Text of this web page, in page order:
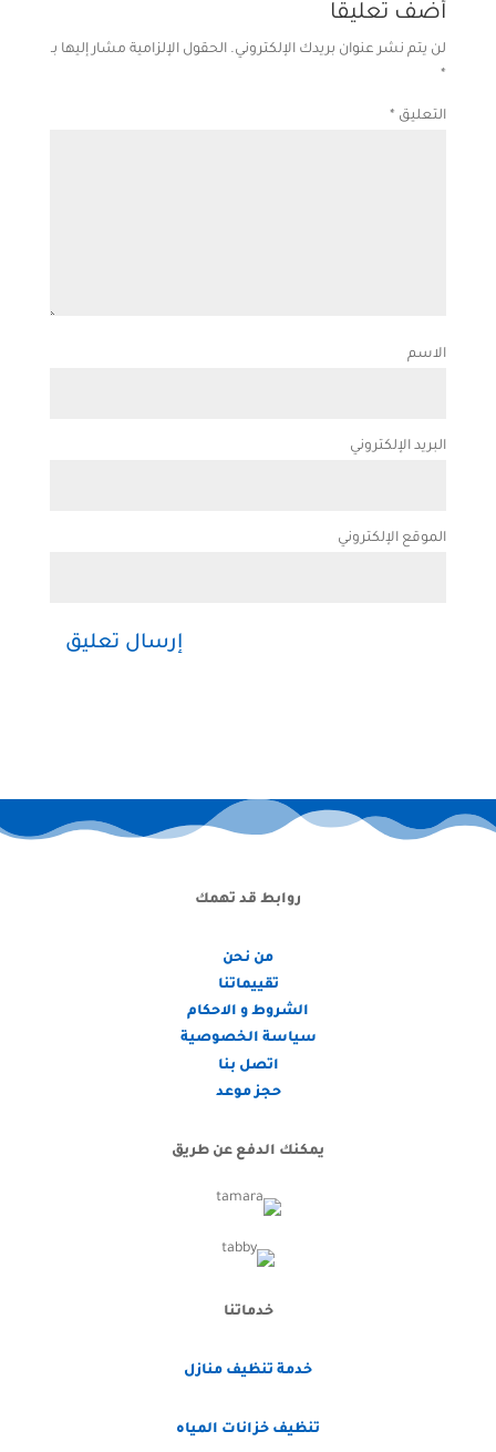
أضف تعليقًا
لن يتم نشر عنوان بريدك الإلكتروني. الحقول الإلزامية مشار إليها بـ
*
التعليق *
الاسم
البريد الإلكتروني
الموقع الإلكتروني
روابط قد تهمك
من نحن
تقييماتنا
الشروط و الاحكام
سياسة الخصوصية
اتصل بنا
حجز موعد
يمكنك الدفع عن طريق
خدماتنا
خدمة تنظيف منازل
تنظيف خزانات المياه